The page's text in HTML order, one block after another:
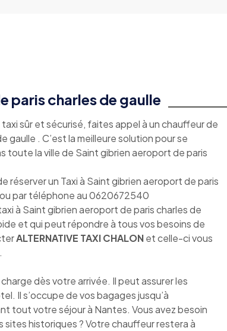
paris charles de gaulle
sûr et sécurisé, faites appel à un chauffeur de
gaulle . C’est la meilleure solution pour se
la ville de Saint gibrien aeroport de paris
réserver un Taxi à Saint gibrien aeroport de paris
par téléphone au 0620672540
à Saint gibrien aeroport de paris charles de
et qui peut répondre à tous vos besoins de
ALTERNATIVE TAXI CHALONet celle-ci vous
dès votre arrivée. Il peut assurer les
Il s’occupe de vos bagages jusqu’à
tout votre séjour à Nantes. Vous avez besoin
sites historiques ? Votre chauffeur restera à